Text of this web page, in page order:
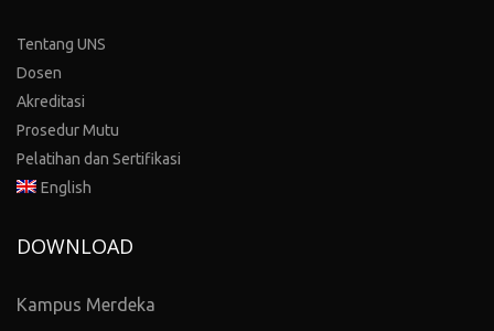
Tentang UNS
Dosen
Akreditasi
Prosedur Mutu
Pelatihan dan Sertifikasi
English
DOWNLOAD
Kampus Merdeka